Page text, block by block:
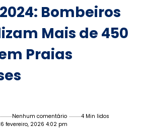
Bombeiros
Mais de 450
Praias
fevereiro, 2026 4:02 pm
Nenhum comentário 4 Min lidos